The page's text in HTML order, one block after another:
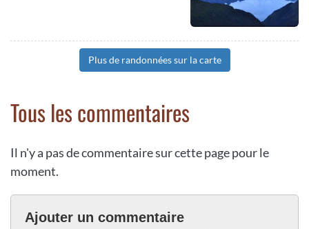
Plus de randonnées sur la carte
Tous les commentaires
Il n'y a pas de commentaire sur cette page pour le
moment.
Ajouter un commentaire